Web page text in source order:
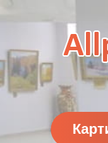
Картины
и